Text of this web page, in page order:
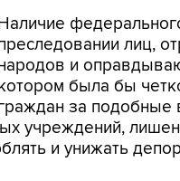
лиц,
и
была бы
за подобные
учреждений,
и унижать